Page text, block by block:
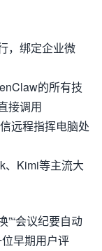
，绑定企业微
的所有技
接调用
远程指挥电脑处
、Kimi等主流大
”“会议纪要自动
早期用户评